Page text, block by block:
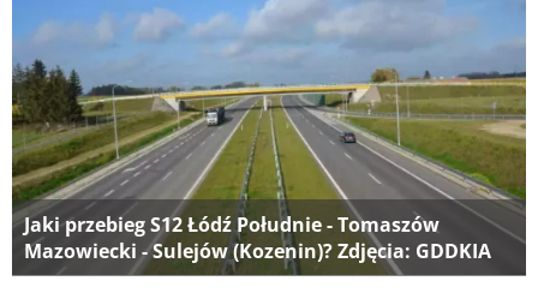
Jaki przebieg S12 Łódź Południe - Tomaszów
Mazowiecki - Sulejów (Kozenin)? Zdjęcia: GDDKIA